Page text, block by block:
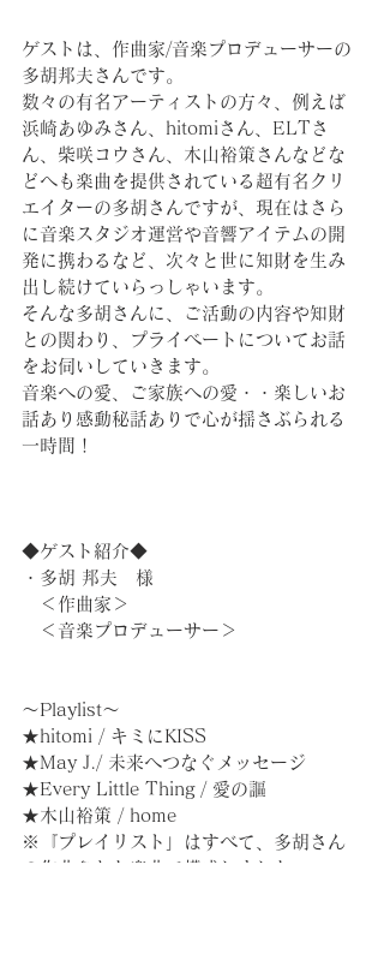
ゲストは、作曲家/音楽プロデューサーの
多胡邦夫さんです。
数々の有名アーティストの方々、例えば
浜崎あゆみさん、hitomiさん、ELTさ
ん、柴咲コウさん、木山裕策さんなどな
どへも楽曲を提供されている超有名クリ
エイターの多胡さんですが、現在はさら
に音楽スタジオ運営や音響アイテムの開
発に携わるなど、次々と世に知財を生み
出し続けていらっしゃいます。
そんな多胡さんに、ご活動の内容や知財
との関わり、プライベートについてお話
をお伺いしていきます。
音楽への愛、ご家族への愛・・楽しいお
話あり感動秘話ありで心が揺さぶられる
一時間！
◆ゲスト紹介◆
・多胡 邦夫　様
＜作曲家＞
＜音楽プロデューサー＞
～Playlist～
★hitomi / キミにKISS
★May J./ 未来へつなぐメッセージ
★Every Little Thing / 愛の謳
★木山裕策 / home
※『プレイリスト」はすべて、多胡さん
の作曲された楽曲で構成しました。